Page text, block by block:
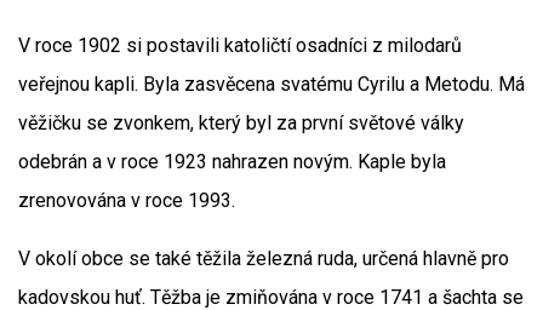
V roce 1902 si postavili katoličtí osadníci z milodarů
veřejnou kapli. Byla zasvěcena svatému Cyrilu a Metodu. Má
věžičku se zvonkem, který byl za první světové války
odebrán a v roce 1923 nahrazen novým. Kaple byla
zrenovována v roce 1993.
V okolí obce se také těžila železná ruda, určená hlavně pro
kadovskou huť. Těžba je zmiňována v roce 1741 a šachta se